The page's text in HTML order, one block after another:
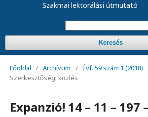
Szakmai lektorálási útmutató
Keresés
Főoldal / Archívum / Évf. 59 szám 1 (2018)
Szerkesztőségi közlés
Expanzió! 14 – 11 – 197